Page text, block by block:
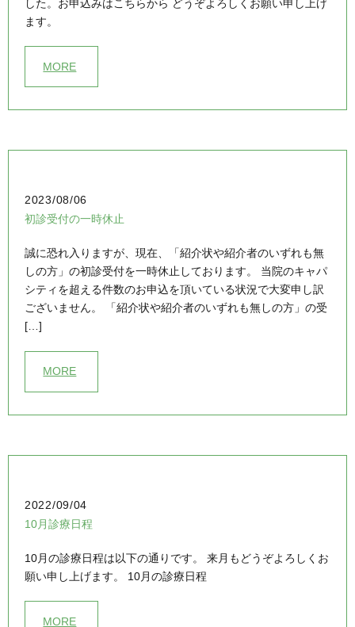
した。お申込みはこちらから どうぞよろしくお願い申し上げ
ます。
MORE
2023/08/06
初診受付の一時休止
誠に恐れ入りますが、現在、「紹介状や紹介者のいずれも無
しの方」の初診受付を一時休止しております。 当院のキャパ
シティを超える件数のお申込を頂いている状況で大変申し訳
ございません。 「紹介状や紹介者のいずれも無しの方」の受
[…]
MORE
2022/09/04
10月診療日程
10月の診療日程は以下の通りです。 来月もどうぞよろしくお
願い申し上げます。 10月の診療日程
MORE